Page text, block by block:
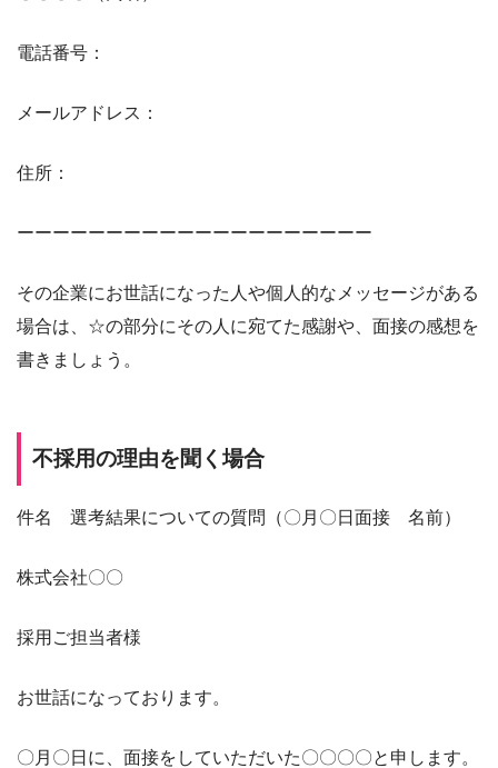
電話番号：
メールアドレス：
住所：
ーーーーーーーーーーーーーーーーーーーー
その企業にお世話になった人や個人的なメッセージがある
場合は、☆の部分にその人に宛てた感謝や、面接の感想を
書きましょう。
不採用の理由を聞く場合
件名 選考結果についての質問（〇月〇日面接 名前）
株式会社〇〇
採用ご担当者様
お世話になっております。
〇月〇日に、面接をしていただいた〇〇〇〇と申します。